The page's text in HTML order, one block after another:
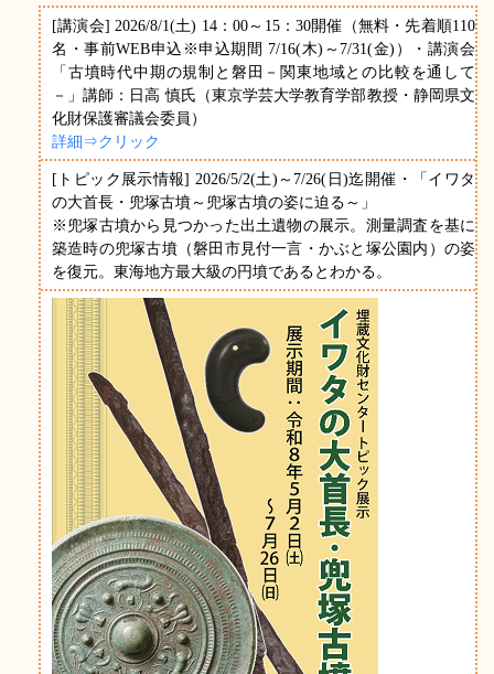
[講演会] 2026/8/1(土) 14：00～15：30開催（無料・先着順110
名・事前WEB申込※申込期間 7/16(木)～7/31(金)）・講演会
「古墳時代中期の規制と磐田－関東地域との比較を通して
－」講師：日高 慎氏（東京学芸大学教育学部教授・静岡県文
化財保護審議会委員）
詳細⇒クリック
[トピック展示情報] 2026/5/2(土)～7/26(日)迄開催・「イワタ
の大首長・兜塚古墳～兜塚古墳の姿に迫る～」
※兜塚古墳から見つかった出土遺物の展示。測量調査を基に
築造時の兜塚古墳（磐田市見付一言・かぶと塚公園内）の姿
を復元。東海地方最大級の円墳であるとわかる。